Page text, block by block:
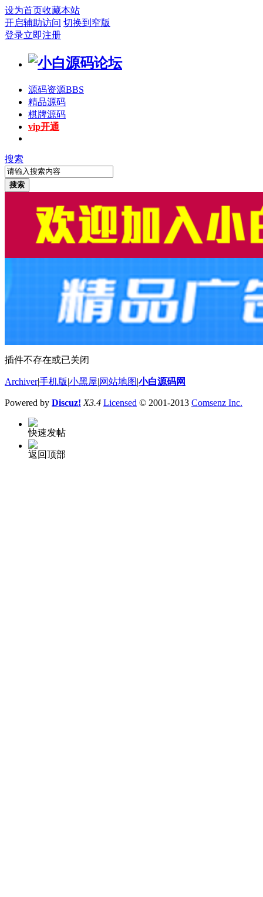
设为首页收藏本站
开启辅助访问 切换到窄版
登录立即注册
源码资源BBS
精品源码
棋牌源码
vip开通
搜索
搜索
插件不存在或已关闭
Archiver|手机版 小黑屋 网站地图 小白源码网
Powered by Discuz! X3.4 Licensed © 2001-2013 Comsenz Inc.
快速发帖
返回顶部